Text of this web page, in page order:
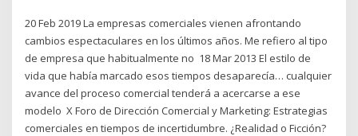
20 Feb 2019 La empresas comerciales vienen afrontando
cambios espectaculares en los últimos años. Me refiero al tipo
de empresa que habitualmente no 18 Mar 2013 El estilo de
vida que había marcado esos tiempos desaparecía… cualquier
avance del proceso comercial tenderá a acercarse a ese
modelo X Foro de Dirección Comercial y Marketing: Estrategias
comerciales en tiempos de incertidumbre. ¿Realidad o Ficción?